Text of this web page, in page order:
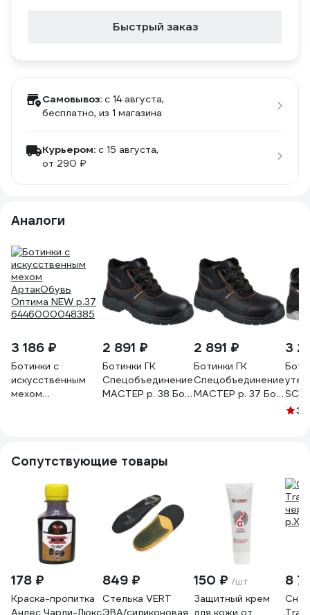
Быстрый заказ
Самовывоз: c 14 августа,
бесплатно, из 1 магазина
Курьером: c 15 августа,
от 290 ₽
Аналоги
3 186 ₽
Ботинки с
искусственным
мехом
2 891 ₽
Ботинки ГК
Спецобъединение
МАСТЕР р. 38 Бот
2 891 ₽
Ботинки ГК
Спецобъединение
МАСТЕР р. 37 Бот
3
3.3
Сопутствующие товары
178 ₽
Краска-пропитка
Анлес Чарли-Люкс
849 ₽
Стелька VERT
ЭВА/силиконовая
150 ₽ /шт
Защитный крем
для кожи от
8